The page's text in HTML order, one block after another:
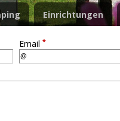
Einrichtungen
Email *